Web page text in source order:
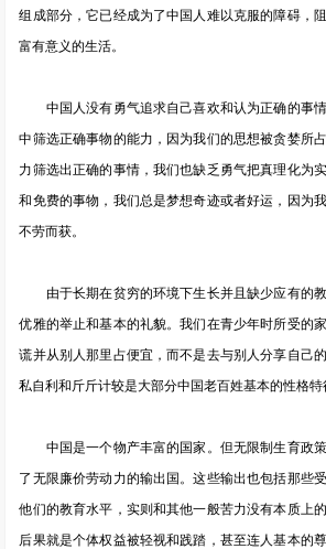
组成部分，它已经成为了中国人难以克服的障碍，
富有意义的生活。
中国人没有勇气追求自己喜欢和认为正确的事
中筛选正确事物的能力，因为我们的思想被贪婪所
力筛选出正确的事情，我们也缺乏勇气把真理化为
和免费的事物，我们总是梦想奇迹或者好运，因为
不劳而获。
由于长期在贫穷的环境下生长并且缺少应有的
优雅的举止和基本的礼貌。我们在青少年时所受的
谎并从别人那里占便宜，而不是去与别人分享自己
私自利和斤斤计较是大部分中国老百姓基本的性格特
中国是一个物产丰富的国家。但无限制生育政策
了无限廉价劳动力的输出国。这些输出也包括那些
他们的教育水平，实则和其他一般苦力没有本质上
后果就是个体权益被轻视和践踏，甚至连人基本的